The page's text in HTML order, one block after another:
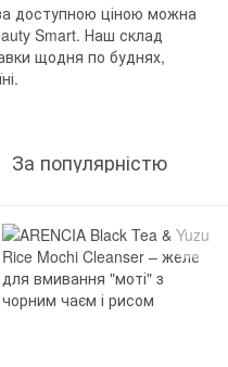
доступною ціною можна
Smart. Наш склад
щодня по буднях,
За популярністю